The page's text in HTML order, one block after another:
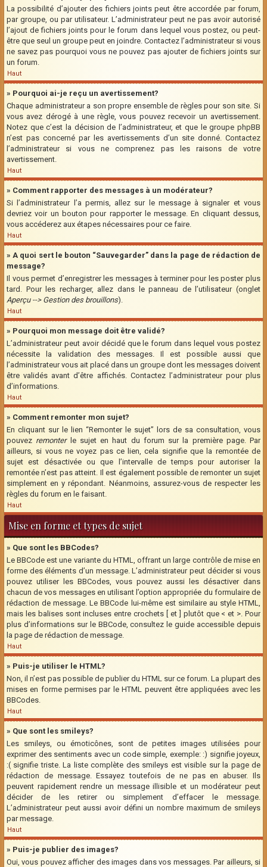
La possibilité d’ajouter des fichiers joints peut être accordée par forum,
par groupe, ou par utilisateur. L’administrateur peut ne pas avoir autorisé
l’ajout de fichiers joints pour le forum dans lequel vous postez, ou peut-
être que seul un groupe peut en joindre. Contactez l’administrateur si vous
ne savez pas pourquoi vous ne pouvez pas ajouter de fichiers joints sur
un forum.
Haut
» Pourquoi ai-je reçu un avertissement?
Chaque administrateur a son propre ensemble de règles pour son site. Si
vous avez dérogé à une règle, vous pouvez recevoir un avertissement.
Notez que c’est la décision de l’administrateur, et que le groupe phpBB
n’est pas concerné par les avertissements d’un site donné. Contactez
l’administrateur si vous ne comprenez pas les raisons de votre
avertissement.
Haut
» Comment rapporter des messages à un modérateur?
Si l’administrateur l’a permis, allez sur le message à signaler et vous
devriez voir un bouton pour rapporter le message. En cliquant dessus,
vous accéderez aux étapes nécessaires pour ce faire.
Haut
» A quoi sert le bouton “Sauvegarder” dans la page de rédaction de
message?
Il vous permet d’enregistrer les messages à terminer pour les poster plus
tard. Pour les recharger, allez dans le panneau de l’utilisateur (onglet
Aperçu --> Gestion des brouillons).
Haut
» Pourquoi mon message doit être validé?
L’administrateur peut avoir décidé que le forum dans lequel vous postez
nécessite la validation des messages. Il est possible aussi que
l’administrateur vous ait placé dans un groupe dont les messages doivent
être validés avant d’être affichés. Contactez l’administrateur pour plus
d’informations.
Haut
» Comment remonter mon sujet?
En cliquant sur le lien “Remonter le sujet” lors de sa consultation, vous
pouvez remonterle sujet en haut du forum sur la première page. Par
ailleurs, si vous ne voyez pas ce lien, cela signifie que la remontée de
sujet est désactivée ou que l’intervalle de temps pour autoriser la
remontée n’est pas atteint. Il est également possible de remonter un sujet
simplement en y répondant. Néanmoins, assurez-vous de respecter les
règles du forum en le faisant.
Haut
Mise en forme et types de sujet
» Que sont les BBCodes?
Le BBCode est une variante du HTML, offrant un large contrôle de mise en
forme des éléments d’un message. L’administrateur peut décider si vous
pouvez utiliser les BBCodes, vous pouvez aussi les désactiver dans
chacun de vos messages en utilisant l’option appropriée du formulaire de
rédaction de message. Le BBCode lui-même est similaire au style HTML,
mais les balises sont incluses entre crochets [ et ] plutôt que < et >. Pour
plus d’informations sur le BBCode, consultez le guide accessible depuis
la page de rédaction de message.
Haut
» Puis-je utiliser le HTML?
Non, il n’est pas possible de publier du HTML sur ce forum. La plupart des
mises en forme permises par le HTML peuvent être appliquées avec les
BBCodes.
Haut
» Que sont les smileys?
Les smileys, ou émoticônes, sont de petites images utilisées pour
exprimer des sentiments avec un code simple, exemple: :) signifie joyeux,
:( signifie triste. La liste complète des smileys est visible sur la page de
rédaction de message. Essayez toutefois de ne pas en abuser. Ils
peuvent rapidement rendre un message illisible et un modérateur peut
décider de les retirer ou simplement d’effacer le message.
L’administrateur peut aussi avoir défini un nombre maximum de smileys
par message.
Haut
» Puis-je publier des images?
Oui, vous pouvez afficher des images dans vos messages. Par ailleurs, si